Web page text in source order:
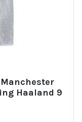
Haaland 9